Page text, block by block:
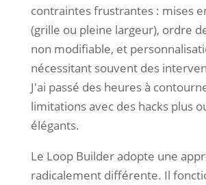
contraintes frustrantes : mises
(grille ou pleine largeur), ordre
non modifiable, et
nécessitant souvent des
J'ai passé des heures à
limitations avec des hacks plus
élégants.
Le Loop Builder adopte une
radicalement différente. Il